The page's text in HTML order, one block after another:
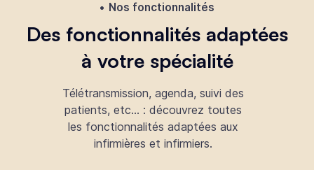
Nos fonctionnalités
Des fonctionnalités adaptées
à votre spécialité
Télétransmission, agenda, suivi des
patients, etc… : découvrez toutes
les fonctionnalités adaptées aux
infirmières et infirmiers.